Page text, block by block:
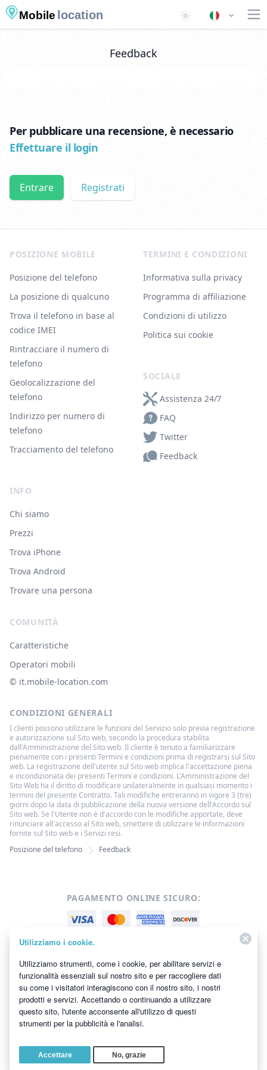
Mobile location
Feedback
Per pubblicare una recensione, è necessario
Effettuare il login
Entrare Registrati
POSIZIONE MOBILE
Posizione del telefono
La posizione di qualcuno
Trova il telefono in base al
codice IMEI
Rintracciare il numero di
telefono
Geolocalizzazione del
telefono
Indirizzo per numero di
telefono
Tracciamento del telefono
INFO
Chi siamo
Prezzi
Trova iPhone
Trova Android
Trovare una persona
TERMINI E CONDIZIONI
Informativa sulla privacy
Programma di affiliazione
Condizioni di utilizzo
Politica sui cookie
SOCIALE
Assistenza 24/7
FAQ
Twitter
Feedback
COMUNITÀ
Caratteristiche
Operatori mobili
© ‌it.mobile-location.com
CONDIZIONI GENERALI
I clienti possono utilizzare le funzioni del Servizio solo previa registrazione
e autorizzazione sul Sito web, secondo la procedura stabilita
dall'Amministrazione del Sito web. Il cliente è tenuto a familiarizzare
pienamente con i presenti Termini e condizioni prima di registrarsi sul Sito
web. La registrazione dell'utente sul Sito web implica l'accettazione piena
e incondizionata dei presenti Termini e condizioni. L'Amministrazione del
Sito Web ha il diritto di modificare unilateralmente in qualsiasi momento i
termini del presente Contratto. Tali modifiche entreranno in vigore 3 (tre)
giorni dopo la data di pubblicazione della nuova versione dell'Accordo sul
Sito web. Se l'Utente non è d'accordo con le modifiche apportate, deve
rinunciare all'accesso al Sito web, smettere di utilizzare le informazioni
fornite sul Sito web e i Servizi resi.
Posizione del telefono
Feedback
PAGAMENTO ONLINE SICURO:
APPROVATO DA:
BitcoinBitcoin Cash
Ethereum
TetherMoneroRipple
Utilizziamo i cookie.
Utilizziamo strumenti, come i cookie, per abilitare servizi e
funzionalità essenziali sul nostro sito e per raccogliere dati
su come i visitatori interagiscono con il nostro sito, i nostri
prodotti e servizi. Accettando o continuando a utilizzare
questo sito, l'utente acconsente all'utilizzo di questi
strumenti per la pubblicità e l'analisi.
Accettare No, grazie